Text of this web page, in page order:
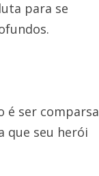
para se
é ser comparsa
que seu herói